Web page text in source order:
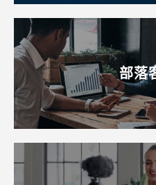
部落